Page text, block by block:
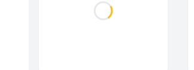
Loading...